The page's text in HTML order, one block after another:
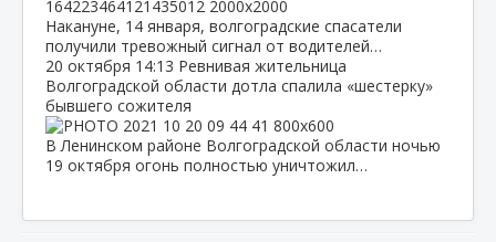
Накануне, 14 января, волгоградские спасатели
получили тревожный сигнал от водителей…
20 октября 14:13 Ревнивая жительница
Волгоградской области дотла спалила «шестерку»
бывшего сожителя
В Ленинском районе Волгоградской области ночью
19 октября огонь полностью уничтожил…